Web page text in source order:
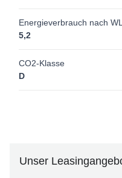
Energieverbrauch nach
5,2
CO2-Klasse
D
Unser